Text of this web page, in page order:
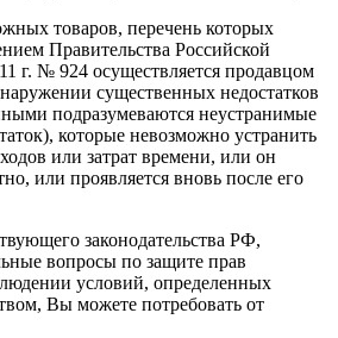
товаров, перечень которых
Правительства Российской
г. № 924 осуществляется продавцом
существенных недостатков
подразумеваются неустранимые
которые невозможно устранить
или затрат времени, или он
или проявляется вновь после его
законодательства РФ,
вопросы по защите прав
условий, определенных
Вы можете потребовать от